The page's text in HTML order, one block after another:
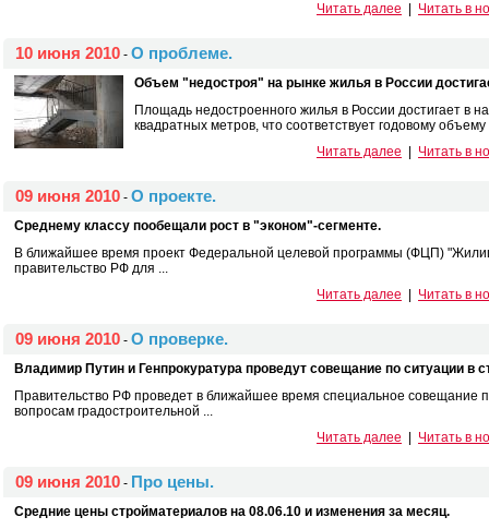
Читать далее
Читать в
10 июня 2010 - О проблеме.
Объем "недостроя" на рынке жилья в России
Площадь недостроенного жилья в России достигает в
квадратных метров, что соответствует годовому объему
Читать далее
Читать в
09 июня 2010 - О проекте.
Среднему классу пообещали рост в "эконом"-сегменте.
В ближайшее время проект Федеральной целевой программы (ФЦП)
правительство РФ для ...
Читать далее
Читать в
09 июня 2010 - О проверке.
Владимир Путин и Генпрокуратура проведут совещание по ситуации в
Правительство РФ проведет в ближайшее время специальное совещание
вопросам градостроительной ...
Читать далее
Читать в
09 июня 2010 - Про цены.
Средние цены стройматериалов на 08.06.10 и изменения за месяц.